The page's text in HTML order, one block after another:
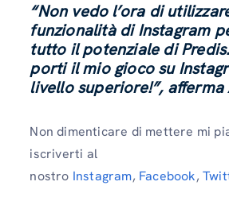
“Non vedo l’ora di
funzionalità di Instagram
tutto il potenziale di
porti il ​​mio gioco su
livello superiore!”, afferma
Non dimenticare di mettere mi
iscriverti al
nostro Instagram, Facebook,